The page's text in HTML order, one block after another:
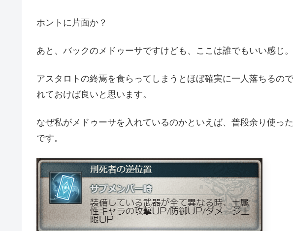
ホントに片面か？
あと、バックのメドゥーサですけども、ここは誰でもいい感じ。
アスタロトの終焉を食らってしまうとほぼ確実に一人落ちるの
れておけば良いと思います。
なぜ私がメドゥーサを入れているのかといえば、普段余り使っ
です。